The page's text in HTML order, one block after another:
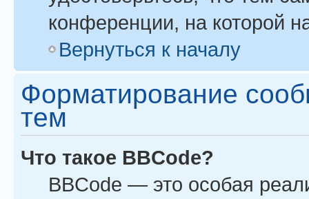
конференции, на которой
Вернуться к началу
Форматирование
тем
Что такое BBCode?
BBCode — это особая